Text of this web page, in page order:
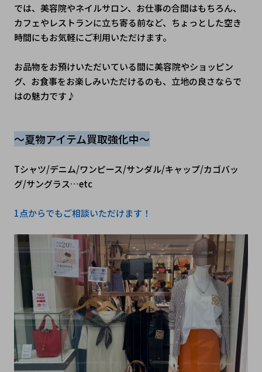
では、美容院やネイルサロン、お仕事の合間はもちろん、
カフェやレストランに立ち寄る前など、ちょっとした空き
時間にもお気軽にご利用いただけます。
お品物をお預けいただいている間に美容院やショッピン
グ、お食事をお楽しみいただけるのも、立地の良さならで
はの魅力です♪
～夏物アイテム買取強化中～
Tシャツ/デニム/ワンピース/サンダル/キャップ/カゴバッ
グ/サングラス…etc
1点からでもご相談いただけます！